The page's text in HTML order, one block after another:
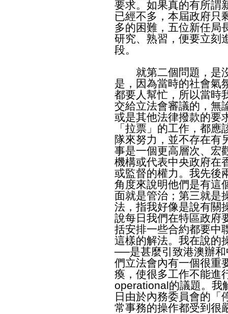
要求。如果真的有所謂
已經不多，本屆政府只
多的困難，五位新任局
研究、熟習，便要立刻
段。
就第二個問題，是沒
是，因為當時的社會氣
都要人幫忙，所以當時
交給立法會審議的，無
或是其他法律撥款的要
「拉票」的工作，都
隊來努力，並不存在有
事是一個更高層次、宏
機構或代表中央政府在
或監督的權力。我先
角度來說明他們是有這
面就是管治；第三就是
法，指我好像是說有關
說每日我們在特區政府
括安排一些合約都要中
這樣的解法。我在說的
──是甚麼引致港澳辦
們立法會內有一個很
瘓，使很多工作不能進
operational的議題。我
日由於內務委員會的「
常事務的操作都受到很